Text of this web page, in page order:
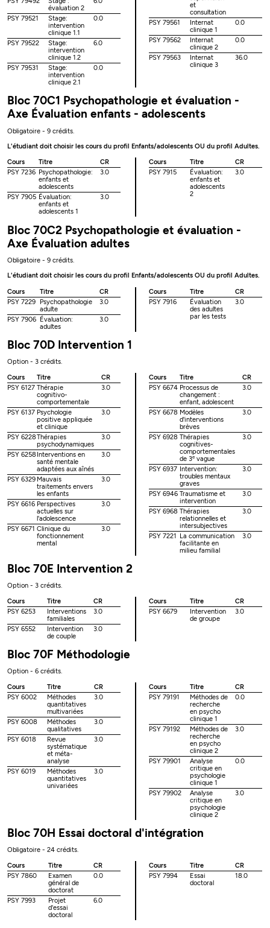
évaluation 2
PSY 79521
Stage:
intervention
clinique 1.1
0.0
PSY 79522
Stage:
intervention
clinique 1.2
6.0
PSY 79531
Stage:
intervention
clinique 2.1
0.0
et
consultation
PSY 79561
Internat
clinique 1
0.0
PSY 79562
Internat
clinique 2
0.0
PSY 79563
Internat
clinique 3
36.0
Bloc 70C1 Psychopathologie et évaluation -
Axe Évaluation enfants - adolescents
Obligatoire - 9 crédits.
L'étudiant doit choisir les cours du profil Enfants/adolescents OU du profil Adultes.
Cours Titre
CR
PSY 7236 Psychopathologie:
enfants et
adolescents
3.0
PSY 7905 Évaluation:
enfants et
adolescents 1
3.0
Cours Titre
CR
PSY 7915
Évaluation:
enfants et
adolescents
2
3.0
Bloc 70C2 Psychopathologie et évaluation -
Axe Évaluation adultes
Obligatoire - 9 crédits.
L'étudiant doit choisir les cours du profil Enfants/adolescents OU du profil Adultes.
Cours Titre
CR
PSY 7229
Psychopathologie
adulte
3.0
PSY 7906 Évaluation:
adultes
3.0
Cours Titre
CR
PSY 7916
Évaluation
des adultes
par les tests
3.0
Bloc 70D Intervention 1
Option - 3 crédits.
Cours
Titre
CR
PSY 6127 Thérapie
cognitivo-
comportementale
3.0
PSY 6137 Psychologie
positive appliquée
et clinique
3.0
PSY 6228Thérapies
psychodynamiques
3.0
PSY 6258Interventions en
santé mentale
adaptées aux aînés
3.0
PSY 6329 Mauvais
traitements envers
les enfants
3.0
PSY 6616 Perspectives
actuelles sur
l'adolescence
3.0
PSY 6671 Clinique du
fonctionnement
mental
3.0
Cours Titre
CR
PSY 6674 Processus de
changement :
enfant, adolescent
3.0
PSY 6678 Modèles
d'interventions
brèves
3.0
PSY 6928 Thérapies
cognitives-
comportementales
de 3evague
3.0
PSY 6937 Intervention:
troubles mentaux
graves
3.0
PSY 6946 Traumatisme et
intervention
3.0
PSY 6968 Thérapies
relationnelles et
intersubjectives
3.0
PSY 7221 La communication
facilitante en
milieu familial
3.0
Bloc 70E Intervention 2
Option - 3 crédits.
Cours
Titre
CR
PSY 6253
Interventions
familiales
3.0
PSY 6552
Intervention
de couple
3.0
Cours Titre
CR
PSY 6679
Intervention
de groupe
3.0
Bloc 70F Méthodologie
Option - 6 crédits.
Cours
Titre
CR
PSY 6002
Méthodes
quantitatives
multivariées
3.0
PSY 6008
Méthodes
qualitatives
3.0
PSY 6018
Revue
systématique
et méta-
analyse
3.0
PSY 6019
Méthodes
quantitatives
univariées
3.0
Cours Titre
CR
PSY 79191
Méthodes de
recherche
en psycho
clinique 1
0.0
PSY 79192
Méthodes de
recherche
en psycho
clinique 2
3.0
PSY 79901
Analyse
critique en
psychologie
clinique 1
0.0
PSY 79902
Analyse
critique en
psychologie
clinique 2
3.0
Bloc 70H Essai doctoral d'intégration
Obligatoire - 24 crédits.
Cours
Titre
CR
PSY 7860
Examen
général de
doctorat
0.0
PSY 7993
Projet
d'essai
doctoral
6.0
Cours Titre
CR
PSY 7994
Essai
doctoral
18.0